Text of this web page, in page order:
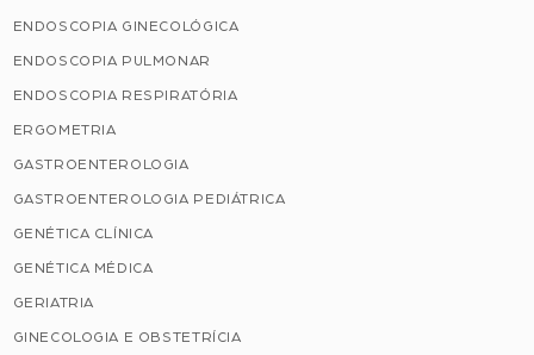
ENDOSCOPIA GINECOLÓGICA
ENDOSCOPIA PULMONAR
ENDOSCOPIA RESPIRATÓRIA
ERGOMETRIA
GASTROENTEROLOGIA
GASTROENTEROLOGIA PEDIÁTRICA
GENÉTICA CLÍNICA
GENÉTICA MÉDICA
GERIATRIA
GINECOLOGIA E OBSTETRÍCIA